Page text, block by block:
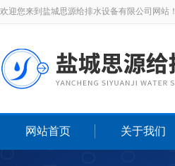
欢迎您来到盐城思源给排水设备有限公司网站！
网站首页 关于我们